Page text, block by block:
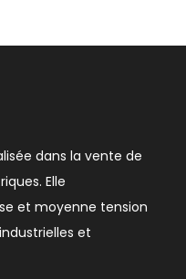
dans la vente de
Elle
et moyenne tension
et